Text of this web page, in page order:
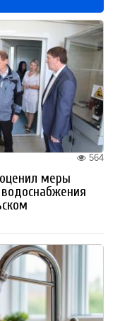
564
меры